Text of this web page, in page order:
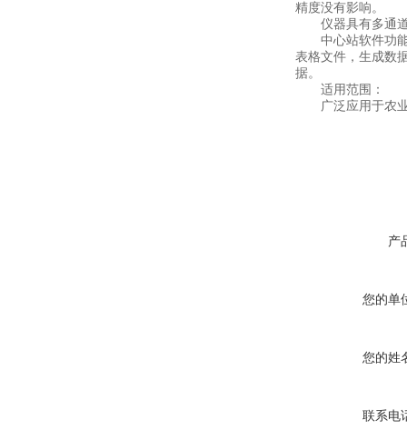
精度没有影响。
仪器具有多通道
中心站软件功能*
表格文件，生成数
据。
适用范围：
广泛应用于农业
产
您的单
您的姓
联系电